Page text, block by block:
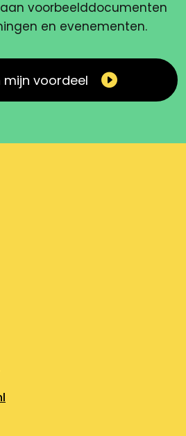
voorbeelddocumenten
en evenementen.
mijn voordeel